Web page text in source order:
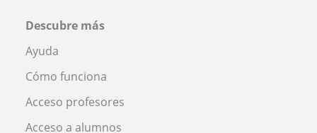
Descubre más
Ayuda
Cómo funciona
Acceso profesores
Acceso a alumnos